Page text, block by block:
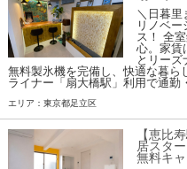
＼日暮里
リノベ
ス！ 全
心。家賃
とリーズ
無料製氷機を完備し、快適な暮ら
ライナー「扇大橋駅」利用で通勤
エリア：東京都足立区
【恵比
居スタ
無料キ